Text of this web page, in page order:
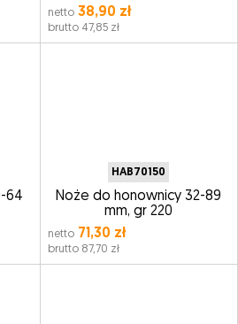
netto38,90 zł
brutto 47,85 zł
64
HAB70150
Noże do honownicy 32-89
mm, gr 220
netto71,30 zł
brutto 87,70 zł